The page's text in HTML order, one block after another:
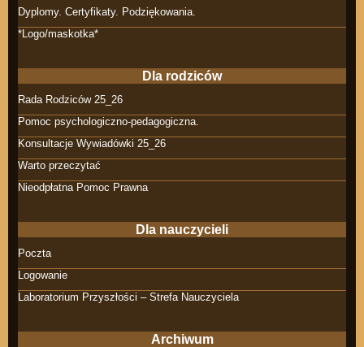
Dyplomy. Certyfikaty. Podziękowania.
*Logo/maskotka*
Dla rodziców
Rada Rodziców 25_26
Pomoc psychologiczno-pedagogiczna.
Konsultacje Wywiadówki 25_26
Warto przeczytać
Nieodpłatna Pomoc Prawna
Dla nauczycieli
Poczta
Logowanie
Laboratorium Przyszłości – Strefa Nauczyciela
Archiwum